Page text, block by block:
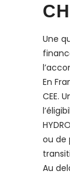
Une
En
CEE.
ou de
Au